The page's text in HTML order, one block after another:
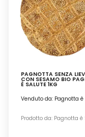
PAGNOTTA SENZA
CON SESAMO BIO
È SALUTE 1KG
Venduto da: Pagnotta
Prodotto da: Pagnotta è